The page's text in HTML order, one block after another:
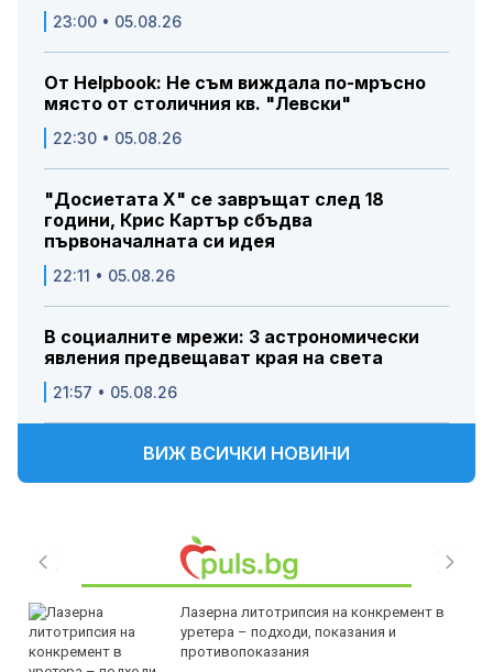
23:00 • 05.08.26
От Helpbook: Не съм виждала по-мръсно
място от столичния кв. "Левски"
22:30 • 05.08.26
"Досиетата Х" се завръщат след 18
години, Крис Картър сбъдва
първоначалната си идея
22:11 • 05.08.26
В социалните мрежи: 3 астрономически
явления предвещават края на света
21:57 • 05.08.26
ВИЖ ВСИЧКИ НОВИНИ
Лазерна литотрипсия на конкремент в
уретера – подходи, показания и
противопоказания